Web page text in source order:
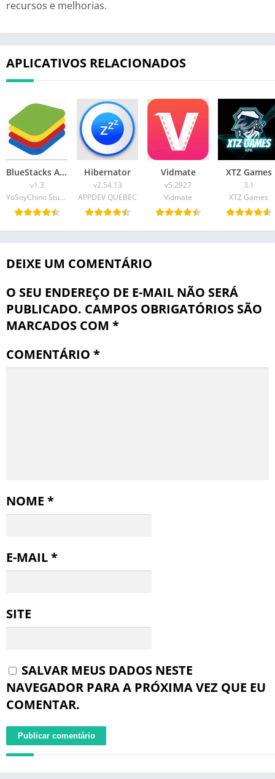
recursos e melhorias.
APLICATIVOS RELACIONADOS
BlueStacks APK
v1.3
YoSoyChino Studio & Katibos YT
Hibernator
v2.54.13
APPDEV QUEBEC
Vidmate
v5.2927
Vidmate
XTZ Games
3.1
XTZ Games
DEIXE UM COMENTÁRIO
O SEU ENDEREÇO DE E-MAIL NÃO SERÁ
PUBLICADO. CAMPOS OBRIGATÓRIOS SÃO
MARCADOS COM *
COMENTÁRIO *
NOME *
E-MAIL*
SITE
SALVAR MEUS DADOS NESTE
NAVEGADOR PARA A PRÓXIMA VEZ QUE EU
COMENTAR.